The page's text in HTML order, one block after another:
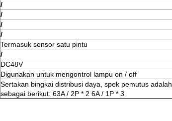
/
/
/
/
Termasuk sensor satu pintu
/
DC48V
Digunakan untuk mengontrol lampu on / off
Sertakan bingkai distribusi daya, spek pemutus adalah
sebagai berikut: 63A / 2P * 2 6A / 1P * 3